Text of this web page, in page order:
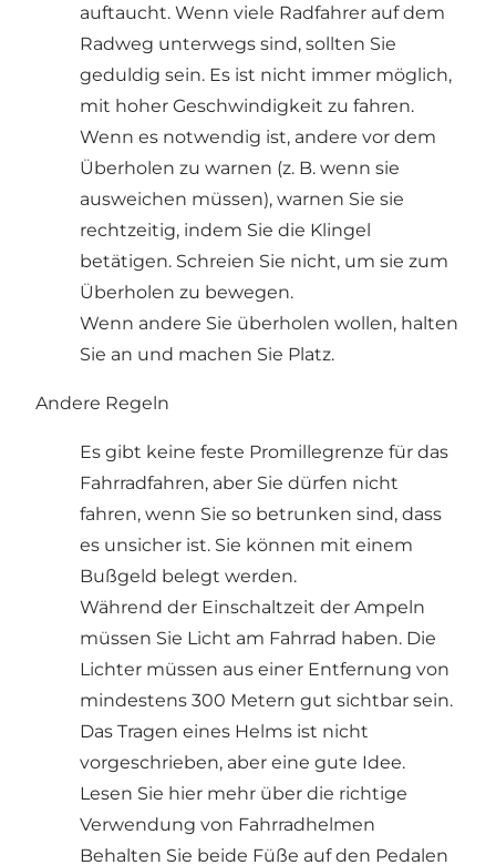
auftaucht. Wenn viele Radfahrer auf dem
Radweg unterwegs sind, sollten Sie
geduldig sein. Es ist nicht immer möglich,
mit hoher Geschwindigkeit zu fahren.
Wenn es notwendig ist, andere vor dem
Überholen zu warnen (z. B. wenn sie
ausweichen müssen), warnen Sie sie
rechtzeitig, indem Sie die Klingel
betätigen. Schreien Sie nicht, um sie zum
Überholen zu bewegen.
Wenn andere Sie überholen wollen, halten
Sie an und machen Sie Platz.
Andere Regeln
Es gibt keine feste Promillegrenze für das
Fahrradfahren, aber Sie dürfen nicht
fahren, wenn Sie so betrunken sind, dass
es unsicher ist. Sie können mit einem
Bußgeld belegt werden.
Während der Einschaltzeit der Ampeln
müssen Sie Licht am Fahrrad haben. Die
Lichter müssen aus einer Entfernung von
mindestens 300 Metern gut sichtbar sein.
Das Tragen eines Helms ist nicht
vorgeschrieben, aber eine gute Idee.
Lesen Sie hier mehr über die richtige
Verwendung von Fahrradhelmen
Behalten Sie beide Füße auf den Pedalen